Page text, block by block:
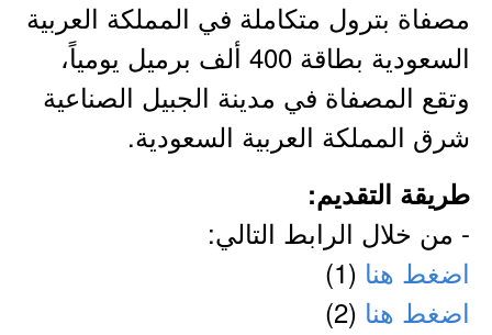
مصفاة بترول متكاملة في المملكة العربية
السعودية بطاقة 400 ألف برميل يومياً،
وتقع المصفاة في مدينة الجبيل الصناعية
شرق المملكة العربية السعودية.
طريقة التقديم:
- من خلال الرابط التالي:
اضغط هنا (1)
اضغط هنا (2)